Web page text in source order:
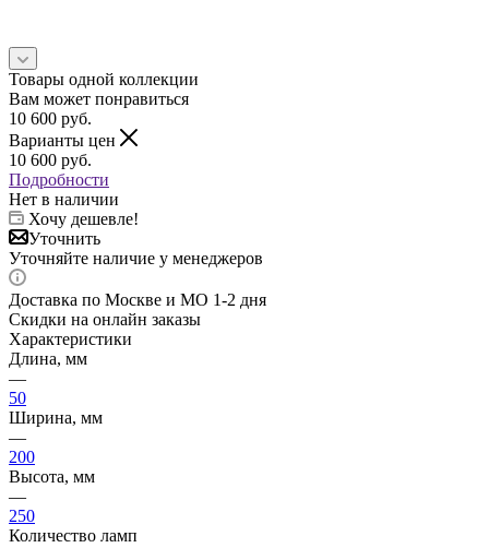
Товары одной коллекции
Вам может понравиться
10 600 руб.
Варианты цен
10 600 руб.
Подробности
Нет в наличии
Хочу дешевле!
Уточнить
Уточняйте наличие у менеджеров
Доставка по Москве и МО 1-2 дня
Скидки на онлайн заказы
Характеристики
Длина, мм
—
50
Ширина, мм
—
200
Высота, мм
—
250
Количество ламп